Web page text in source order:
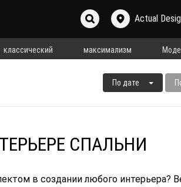
Actual
классический максимализм
По дате
СПАЛЬНИ
в создании любого интерьера?